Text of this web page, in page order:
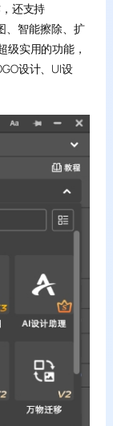
还支持
、智能擦除、扩
级实用的功能，
设计、UI设